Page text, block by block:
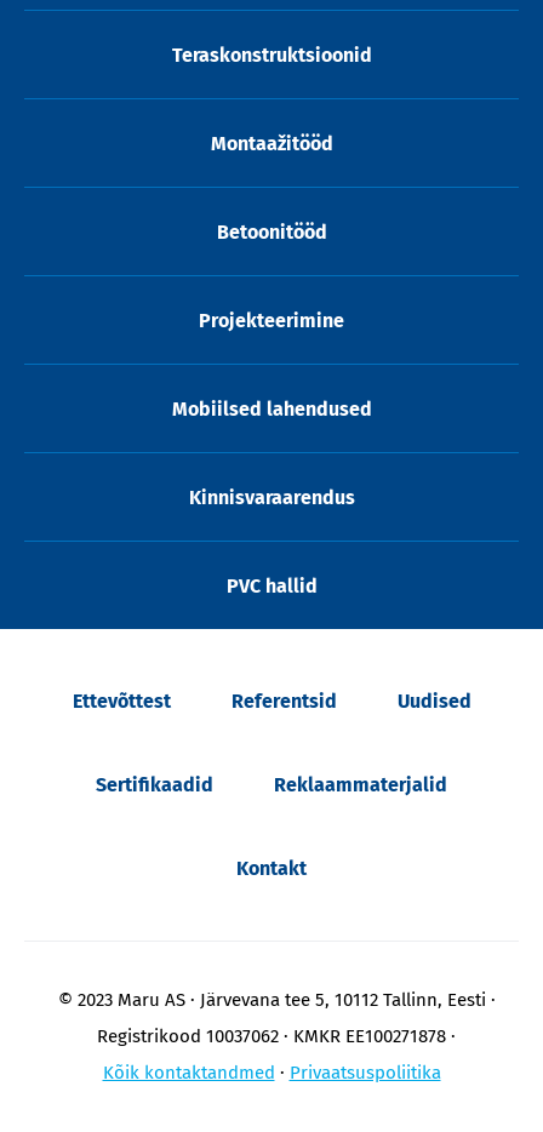
Teraskonstruktsioonid
Montaažitööd
Betoonitööd
Projekteerimine
Mobiilsed lahendused
Kinnisvaraarendus
PVC hallid
Ettevõttest Referentsid Uudised
Sertifikaadid Reklaammaterjalid
Kontakt
© 2023 Maru AS
Järvevana tee 5, 10112 Tallinn, Eesti
Registrikood 10037062
KMKR EE100271878
Kõik kontaktandmed
Privaatsuspoliitika